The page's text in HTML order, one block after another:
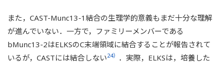
また，CAST-Munc13-1結合の生理学的意義もまだ十分な理解
が進んでいない．一方で，ファミリーメンバーである
bMunc13-2はELKSのC末端領域に結合することが報告されて
いるが，CASTには結合しない24） ．実際，ELKSは，培養した